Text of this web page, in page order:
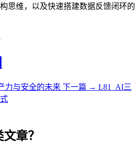
思维，以及快速搭建数据反馈闭环的
力与安全的未来 下一篇 → L81_AI三
章？